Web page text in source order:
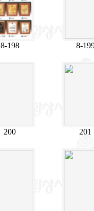
8-198 8-
200 201